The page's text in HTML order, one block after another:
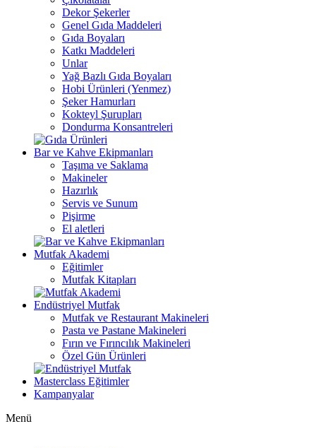
Dekor Şekerler
Genel Gıda Maddeleri
Gıda Boyaları
Katkı Maddeleri
Unlar
Yağ Bazlı Gıda Boyaları
Hobi Ürünleri (Yenmez)
Şeker Hamurları
Kokteyl Şurupları
Dondurma Konsantreleri
Bar ve Kahve Ekipmanları
Taşıma ve Saklama
Makineler
Hazırlık
Servis ve Sunum
Pişirme
El aletleri
Mutfak Akademi
Eğitimler
Mutfak Kitapları
Endüstriyel Mutfak
Mutfak ve Restaurant Makineleri
Pasta ve Pastane Makineleri
Fırın ve Fırıncılık Makineleri
Özel Gün Ürünleri
Masterclass Eğitimler
Kampanyalar
Menü